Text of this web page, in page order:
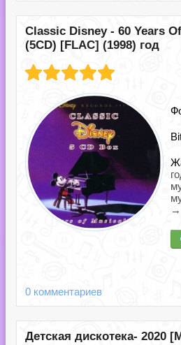
Classic Disney - 60 Years
(5CD) [FLAC] (1998) год
→
0 комментариев
Детская дискотека- 2020